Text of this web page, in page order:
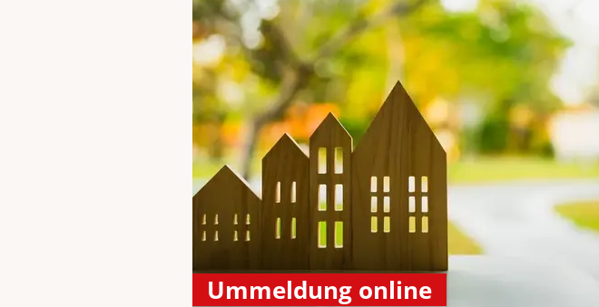
Ummeldung online